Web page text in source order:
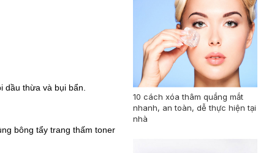
dầu thừa và bụi bẩn.
bông tẩy trang thấm toner
10 cách xóa thâm quầng mắt
nhanh, an toàn, dễ thực hiện tại
nhà